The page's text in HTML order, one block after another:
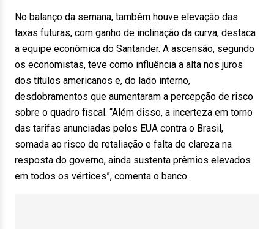
No balanço da semana, também houve elevação das
taxas futuras, com ganho de inclinação da curva, destaca
a equipe econômica do Santander. A ascensão, segundo
os economistas, teve como influência a alta nos juros
dos títulos americanos e, do lado interno,
desdobramentos que aumentaram a percepção de risco
sobre o quadro fiscal. “Além disso, a incerteza em torno
das tarifas anunciadas pelos EUA contra o Brasil,
somada ao risco de retaliação e falta de clareza na
resposta do governo, ainda sustenta prêmios elevados
em todos os vértices”, comenta o banco.